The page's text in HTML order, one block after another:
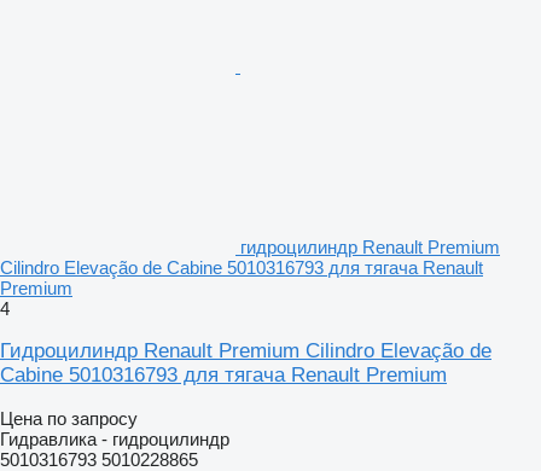
гидроцилиндр Renault Premium
Cilindro Elevação de Cabine 5010316793 для тягача Renault
Premium
4
Гидроцилиндр Renault Premium Cilindro Elevação de
Cabine 5010316793 для тягача Renault Premium
Цена по запросу
Гидравлика - гидроцилиндр
5010316793 5010228865